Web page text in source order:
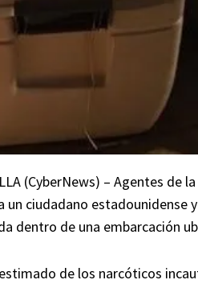
(CyberNews) – Agentes de
un ciudadano estadounidense
dentro de una embarcación
de los narcóticos